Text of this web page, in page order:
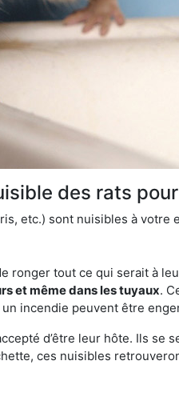
des rats
etc.) sont nuisibles à
ronger tout ce qui serait à
et même dans les tuyaux.
incendie peuvent être
d’être leur hôte. Ils
ces nuisibles